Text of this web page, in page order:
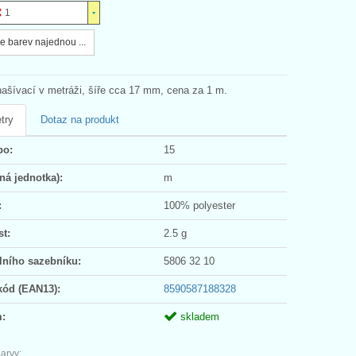
1
barev najednou ...
v metráži, šíře cca 17 mm, cena za 1 m.
Dotaz na produkt
15
jednotka): m
100% polyester
2.5 g
sazebníku: 5806 32 10
(EAN13): 8590587188328
skladem